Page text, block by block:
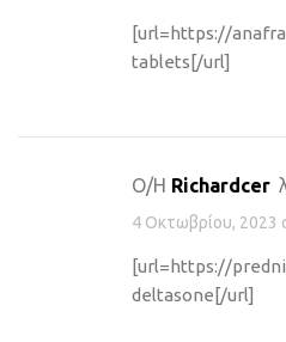
[url=https://
tablets[/url]
Ο/Η Richardcer
4 Οκτωβρίου, 2023
[url=https://
deltasone[/url]